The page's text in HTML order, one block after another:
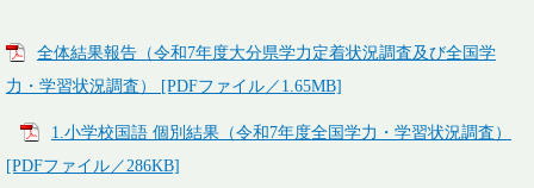
全体結果報告（令和7年度大分県学力定着状況調査及び全国学
力・学習状況調査） [PDFファイル／1.65MB]
1.小学校国語 個別結果（令和7年度全国学力・学習状況調査）
[PDFファイル／286KB]